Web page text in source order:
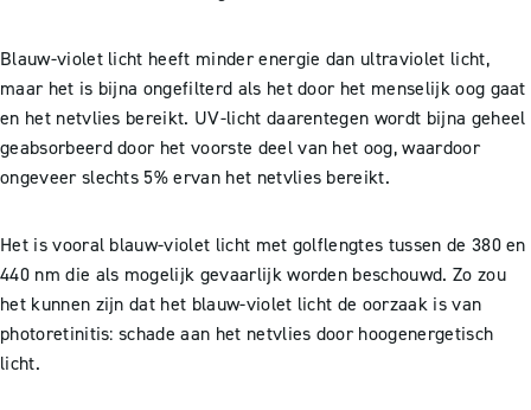
Blauw-violet licht heeft minder energie dan ultraviolet licht,
maar het is bijna ongefilterd als het door het menselijk oog gaat
en het netvlies bereikt. UV-licht daarentegen wordt bijna geheel
geabsorbeerd door het voorste deel van het oog, waardoor
ongeveer slechts 5% ervan het netvlies bereikt.
Het is vooral blauw-violet licht met golflengtes tussen de 380 en
440 nm die als mogelijk gevaarlijk worden beschouwd. Zo zou
het kunnen zijn dat het blauw-violet licht de oorzaak is van
photoretinitis: schade aan het netvlies door hoogenergetisch
licht.